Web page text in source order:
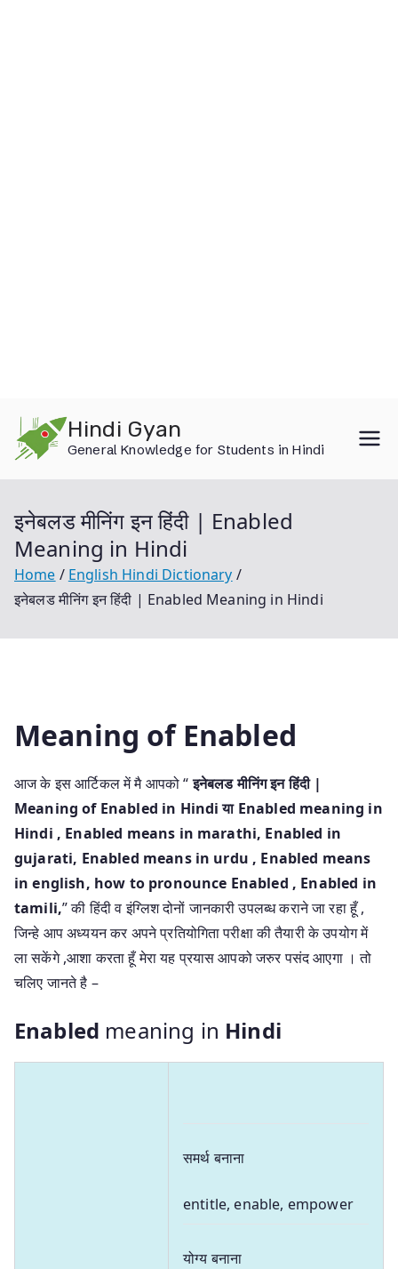
content
Hindi Gyan
General Knowledge for Students in Hindi
इनेबलड मीनिंग इन हिंदी | Enabled
Meaning in Hindi
Home
English Hindi Dictionary
इनेबलड मीनिंग इन हिंदी | Enabled Meaning in Hindi
Meaning of Enabled
आज के इस आर्टिकल में मै आपको “इनेबलड मीनिंग इन हिंदी |
Meaning of Enabled in Hindi या Enabled meaning in
Hindi , Enabled means in marathi, Enabled in
gujarati, Enabled means in urdu , Enabled means
in english, how to pronounce Enabled , Enabled in
tamili,” की हिंदी व इंग्लिश दोनों जानकारी उपलब्ध कराने जा रहा हूँ ,
जिन्हे आप अध्ययन कर अपने प्रतियोगिता परीक्षा की तैयारी के उपयोग में
ला सकेंगे ,आशा करता हूँ मेरा यह प्रयास आपको जरुर पसंद आएगा । तो
चलिए जानते है –
Enabled meaning in Hindi
समर्थ बनाना
entitle, enable, empower
योग्य बनाना